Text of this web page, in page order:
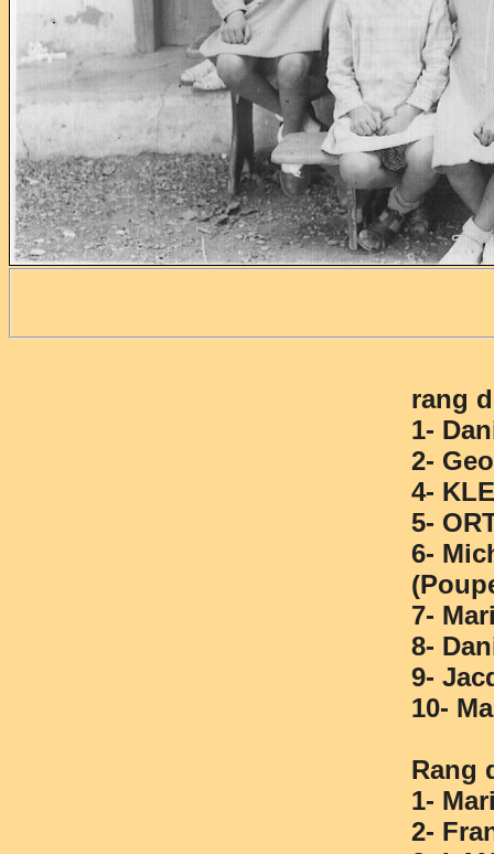
rang
1-
2-
4-
5-
6-
7-
8-
9-
10-
Rang
1-
2-